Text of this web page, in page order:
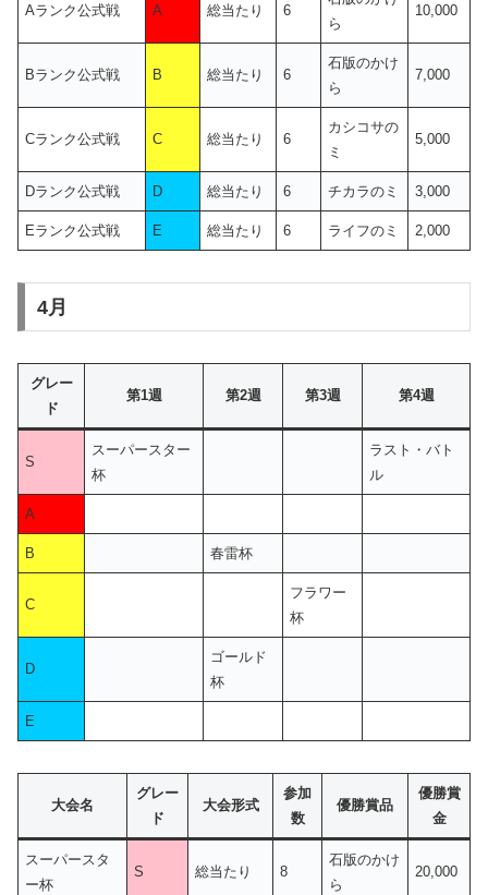
Aランク公式戦 A 総当たり 6
ら
10,000
Bランク公式戦 B 総当たり 6
石版のかけ
ら
7,000
Cランク公式戦 C 総当たり 6
カシコサの
ミ
5,000
Dランク公式戦 D 総当たり 6 チカラのミ 3,000
Eランク公式戦 E 総当たり 6 ライフのミ 2,000
4月
グレー
ド
第1週 第2週 第3週 第4週
S
スーパースター
杯
ラスト・バト
ル
A
B 春雷杯
C
フラワー
杯
D
ゴールド
杯
E
大会名
グレー
ド
大会形式
参加
数
優勝賞品
優勝賞
金
スーパースタ
ー杯
S 総当たり 8
石版のかけ
ら
20,000